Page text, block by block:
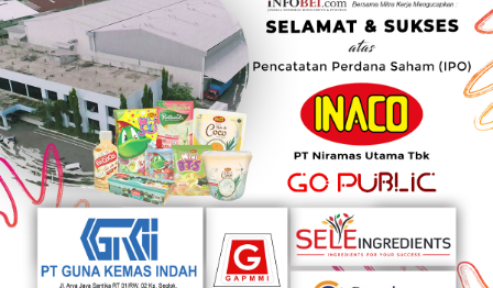
Krakatau Steel (KRAS) Kantongi Laba Bersih
US$10,94 Juta Per Semester I/2026
AUGUST 5, 2026